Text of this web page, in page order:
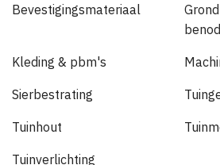
Bevestigingsmateriaal
Kleding & pbm's
Sierbestrating
Tuinhout
Tuinverlichting